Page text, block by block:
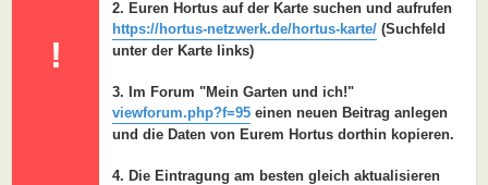
!
2. Euren Hortus auf der Karte suchen und aufrufen
https://hortus-netzwerk.de/hortus-karte/ (Suchfeld
unter der Karte links)
3. Im Forum "Mein Garten und ich!"
viewforum.php?f=95 einen neuen Beitrag anlegen
und die Daten von Eurem Hortus dorthin kopieren.
4. Die Eintragung am besten gleich aktualisieren